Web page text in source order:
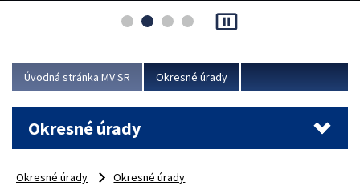
asociácie poisťovní (SLASPO) a Ministerstva vnútra SR.
Viac
pause_presentation
Úvodná stránka MV SR Okresné úrady
Okresné úrady
Okresné úrady
Okresné úrady